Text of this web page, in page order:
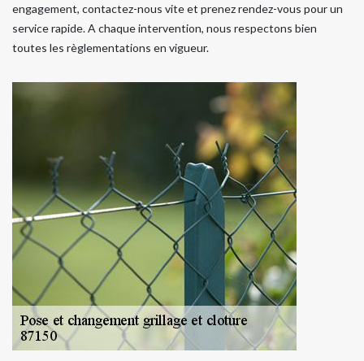
engagement, contactez-nous vite et prenez rendez-vous pour un
service rapide. A chaque intervention, nous respectons bien
toutes les règlementations en vigueur.